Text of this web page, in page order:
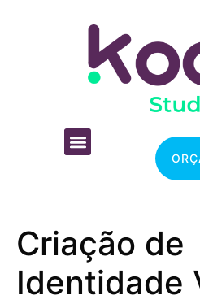
Criação de
Identidade